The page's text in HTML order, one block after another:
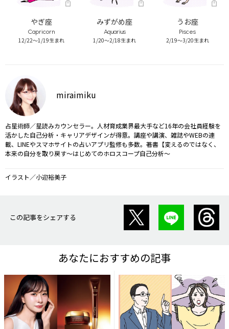
やぎ座
Capricorn
12/22～1/19生まれ
みずがめ座
Aquarius
1/20～2/18生まれ
うお座
Pisces
2/19～3/20生まれ
miraimiku
占星術師／星読みカウンセラー。人材育成業界最大手など16年の会社員経験を
活かした自己分析・キャリアデザインが得意。講座や講演、雑誌やWEBの連
載、LINEやスマホサイトの占いアプリ監修も多数。著書【変えるのではなく、
本来の自分を取り戻す～はじめてのホロスコープ自己分析～
イラスト／小迎裕美子
この記事をシェアする
あなたにおすすめの記事